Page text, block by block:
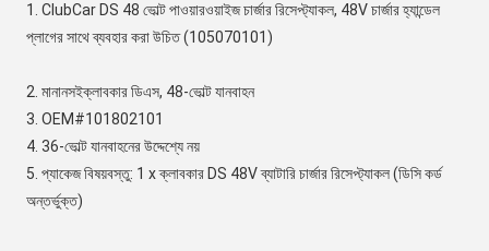
1. ClubCar DS 48 ভোল্ট পাওয়ারওয়াইজ চার্জার রিসেপ্ট্যাকল, 48V চার্জার হ্যান্ডেল
প্লাগের সাথে ব্যবহার করা উচিত (105070101 )
2. মানানসইক্লাবকার ডিএস, 48-ভোল্ট যানবাহন
3. OEM#101802101
4. 36-ভোল্ট যানবাহনের উদ্দেশ্যে নয়
5. প্যাকেজ বিষয়বস্তু: 1 x ক্লাবকার DS 48V ব্যাটারি চার্জার রিসেপ্ট্যাকল (ডিসি কর্ড
অন্তর্ভুক্ত)